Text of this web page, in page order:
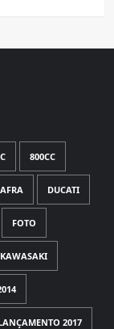
800CC
DUCATI
FOTO
KAWASAKI
2017